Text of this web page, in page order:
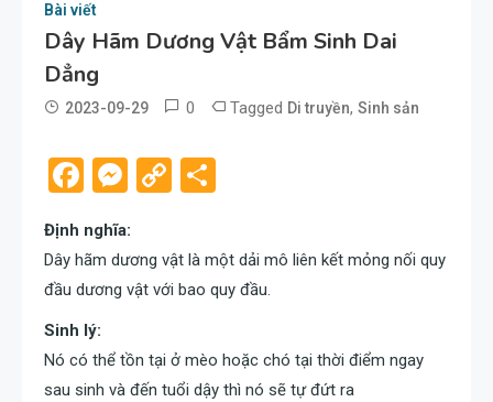
Bài viết
Dây Hãm Dương Vật Bẩm Sinh Dai
Dẳng
2023-09-29
0 Tagged Di truyền, Sinh sản
Facebook
Messenger
Copy
Định nghĩa:
Dây hãm dương vật là một dải mô liên kết mỏng nối quy
đầu dương vật với bao quy đầu.
Sinh lý:
Nó có thể tồn tại ở mèo hoặc chó tại thời điểm ngay
sau sinh và đến tuổi dậy thì nó sẽ tự đứt ra